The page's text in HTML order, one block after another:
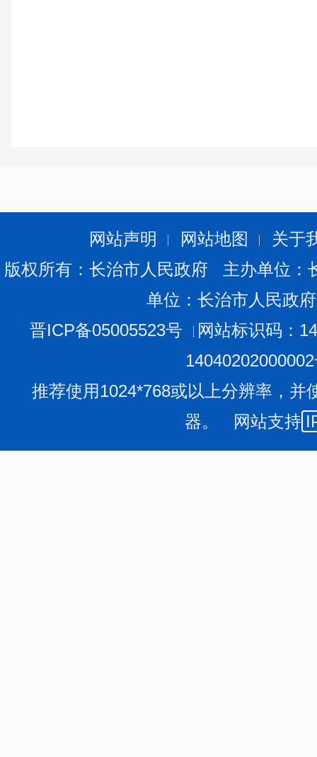
网站声明 网站地图
关于
版权所有：长治市人民政府 主办单位
单位：长治市人民政
晋ICP备05005523号
网站标识码：
推荐使用1024*768或以上分辨率，并
器。 网站支持